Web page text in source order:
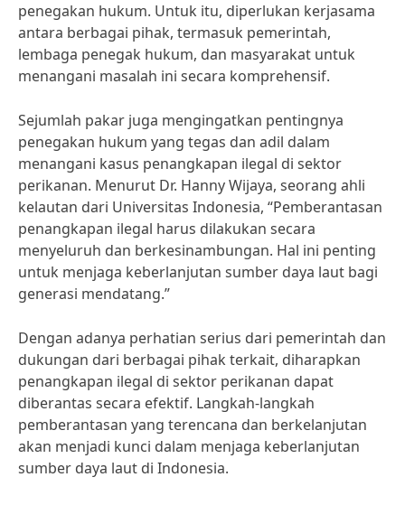
penegakan hukum. Untuk itu, diperlukan kerjasama
antara berbagai pihak, termasuk pemerintah,
lembaga penegak hukum, dan masyarakat untuk
menangani masalah ini secara komprehensif.
Sejumlah pakar juga mengingatkan pentingnya
penegakan hukum yang tegas dan adil dalam
menangani kasus penangkapan ilegal di sektor
perikanan. Menurut Dr. Hanny Wijaya, seorang ahli
kelautan dari Universitas Indonesia, “Pemberantasan
penangkapan ilegal harus dilakukan secara
menyeluruh dan berkesinambungan. Hal ini penting
untuk menjaga keberlanjutan sumber daya laut bagi
generasi mendatang.”
Dengan adanya perhatian serius dari pemerintah dan
dukungan dari berbagai pihak terkait, diharapkan
penangkapan ilegal di sektor perikanan dapat
diberantas secara efektif. Langkah-langkah
pemberantasan yang terencana dan berkelanjutan
akan menjadi kunci dalam menjaga keberlanjutan
sumber daya laut di Indonesia.